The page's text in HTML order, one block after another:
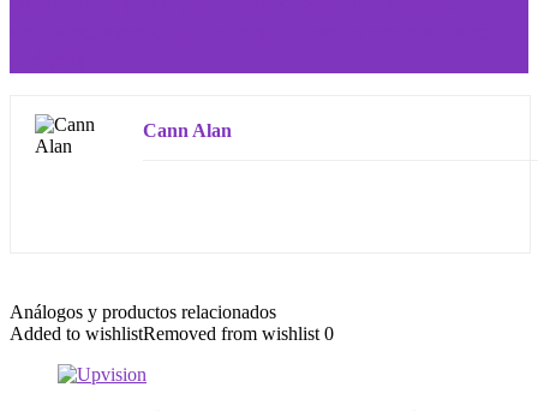
Cann Alan
Análogos y productos relacionados
Added to wishlistRemoved from wishlist 0